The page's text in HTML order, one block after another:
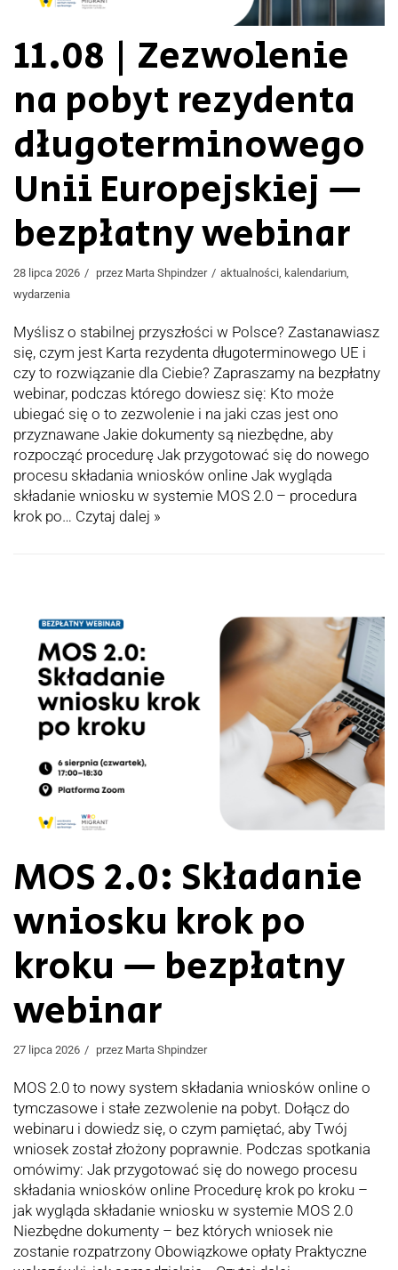
11.08 | Zezwolenie
na pobyt rezydenta
długoterminowego
Unii Europejskiej —
bezpłatny webinar
28 lipca 2026 przez Marta Shpindzer aktualności, kalendarium,
wydarzenia
Myślisz o stabilnej przyszłości w Polsce? Zastanawiasz
się, czym jest Karta rezydenta długoterminowego UE i
czy to rozwiązanie dla Ciebie? Zapraszamy na bezpłatny
webinar, podczas którego dowiesz się: Kto może
ubiegać się o to zezwolenie i na jaki czas jest ono
przyznawane Jakie dokumenty są niezbędne, aby
rozpocząć procedurę Jak przygotować się do nowego
procesu składania wniosków online Jak wygląda
składanie wniosku w systemie MOS 2.0 – procedura
krok po… Czytaj dalej »
MOS 2.0: Składanie
wniosku krok po
kroku — bezpłatny
webinar
27 lipca 2026 przez Marta Shpindzer
MOS 2.0 to nowy system składania wniosków online o
tymczasowe i stałe zezwolenie na pobyt. Dołącz do
webinaru i dowiedz się, o czym pamiętać, aby Twój
wniosek został złożony poprawnie. Podczas spotkania
omówimy: Jak przygotować się do nowego procesu
składania wniosków online Procedurę krok po kroku –
jak wygląda składanie wniosku w systemie MOS 2.0
Niezbędne dokumenty – bez których wniosek nie
zostanie rozpatrzony Obowiązkowe opłaty Praktyczne